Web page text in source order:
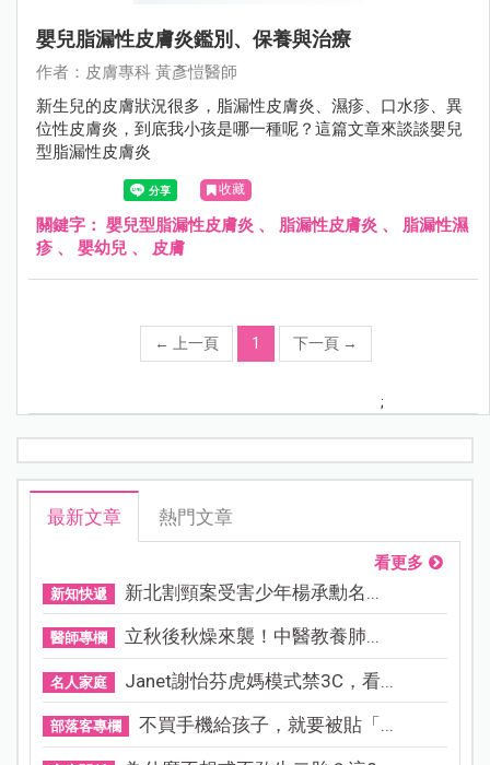
嬰兒脂漏性皮膚炎鑑別、保養與治療
作者：⽪膚專科 黃彥愷醫師
新生兒的皮膚狀況很多，脂漏性皮膚炎、濕疹、口水疹、異
位性皮膚炎，到底我小孩是哪一種呢？這篇文章來談談嬰兒
型脂漏性皮膚炎
收藏
關鍵字： 嬰兒型脂漏性皮膚炎 、 脂漏性皮膚炎 、 脂漏性濕
疹 、 嬰幼兒 、 皮膚
← 上一頁 1 下一頁 →
;
最新文章 熱門文章
看更多
新知快遞 新北割頸案受害少年楊承勳名...
醫師專欄 立秋後秋燥來襲！中醫教養肺...
名人家庭 Janet謝怡芬虎媽模式禁3C，看...
部落客專欄 不買手機給孩子，就要被貼「...